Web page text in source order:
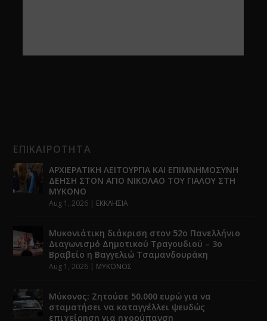
ΕΠΙΚΑΙΡΟΤΗΤΑ
ΑΡΧΙΕΡΑΤΙΚΗ ΛΕΙΤΟΥΡΓΙΑ ΚΑΙ ΕΠΙΜΝΗΜΟΣΥΝΗ
ΔΕΗΣΗ ΣΤΟΝ ΑΓΙΟ ΝΙΚΟΛΑΟ ΤΟΥ ΓΙΑΛΟΥ ΣΤΗ
ΜΥΚΟΝΟ
Aug 1, 2026 | ΕΚΚΛΗΣΙΑ
Μυκονιάτικη διάκριση στον 52ο Πανελλήνιο
Διαγωνισμό Δημοτικού Τραγουδιού – 3ο
Βραβείο η Βαγγελιώ Τσαμανδουράκη
Aug 1, 2026 | ΜΥΚΟΝΟΣ
Μύκονος: Ζητούσε 50.000 ευρώ για να
σταματήσει να καταγγέλλει ψευδώς
επιχείρηση για ηχορύπανση